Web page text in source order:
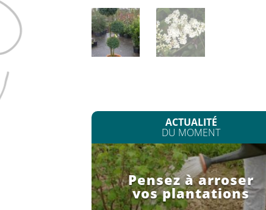
ACTUALITÉ
DU MOMENT
Pensez à arroser
vos plantations